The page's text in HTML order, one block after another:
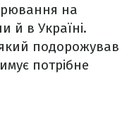
на
й в Україні.
подорожував
потрібне